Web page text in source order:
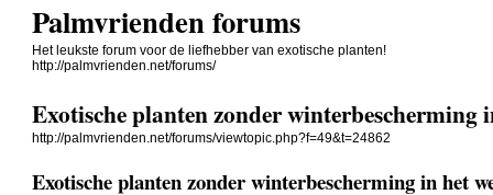
Palmvrienden forums
Het leukste forum voor de liefhebber van exotische planten!
http://palmvrienden.net/forums/
Exotische planten zonder winterbescherming
http://palmvrienden.net/forums/viewtopic.php?f=49&t=24862
Exotische planten zonder winterbescherming in het